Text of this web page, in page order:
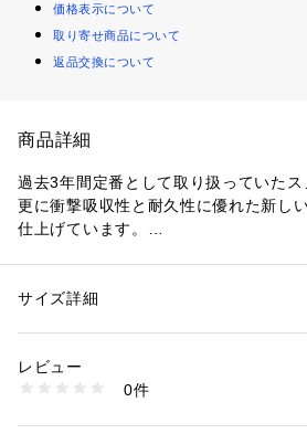
価格表示について
取り寄せ商品について
返品交換について
商品詳細
過去3年間定番として取り扱っていたス
更に衝撃吸収性と耐久性に優れた新し
仕上げています。
商品はハンドクラフトされ、履き心地
【サイズ目安】
性別：レディース
素材：ナイロン
洗濯：-
※詳しい洗濯方法については、商品の品質表示
6366300001 （ショップ）
サイズ詳細
レビュー
0件